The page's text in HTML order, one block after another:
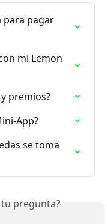
para pagar
mi Lemon
premios?
App?
se toma
pregunta?